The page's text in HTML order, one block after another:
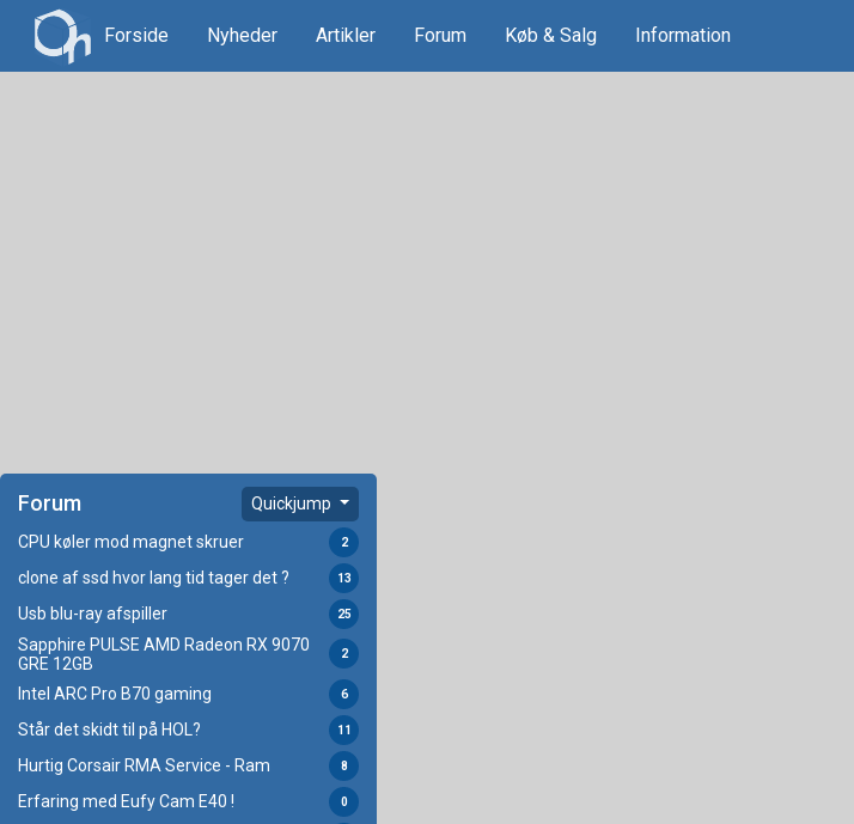
Forside Nyheder Artikler Forum Køb & Salg Information
Forum Quickjump
CPU køler mod magnet skruer 2
clone af ssd hvor lang tid tager det ? 13
Usb blu-ray afspiller 25
Sapphire PULSE AMD Radeon RX 9070
GRE 12GB
2
Intel ARC Pro B70 gaming 6
Står det skidt til på HOL? 11
Hurtig Corsair RMA Service - Ram 8
Erfaring med Eufy Cam E40 ! 0